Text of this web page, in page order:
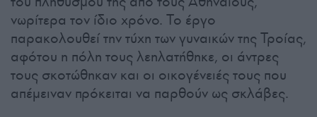
νωρίτερα τον ίδιο χρόνο. Το έργο
παρακολουθεί την τύχη των γυναικών της Τροίας,
αφότου η πόλη τους λεηλατήθηκε, οι άντρες
τους σκοτώθηκαν και οι οικογένειές τους που
απέμειναν πρόκειται να παρθούν ως σκλάβες.